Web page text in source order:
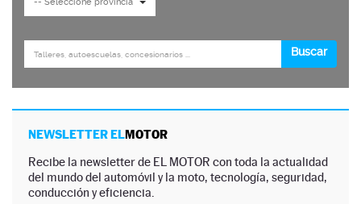
NEWSLETTER ELMOTOR
Recibe la newsletter de EL MOTOR con toda la actualidad
del mundo del automóvil y la moto, tecnología, seguridad,
conducción y eficiencia.